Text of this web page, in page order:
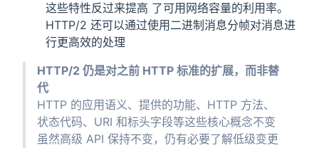
这些特性反过来提高 了可用网络容量的利用率。
HTTP/2 还可以通过使用二进制消息分帧对消息进
行更高效的处理
HTTP/2 仍是对之前 HTTP 标准的扩展，而非替
代
HTTP 的应用语义、提供的功能、HTTP 方法、
状态代码、URI 和标头字段等这些核心概念不变
虽然高级 API 保持不变，仍有必要了解低级变更